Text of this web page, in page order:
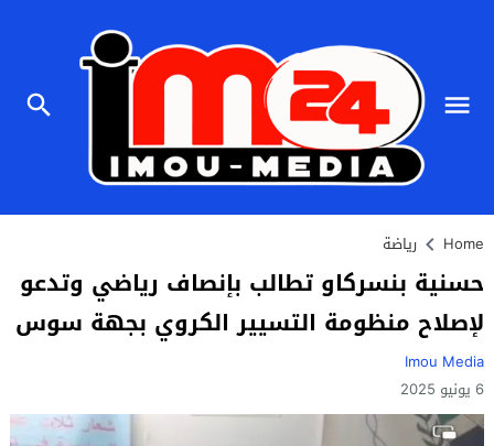
Home رياضة
حسنية بنسركاو تطالب بإنصاف رياضي وتدعو
لإصلاح منظومة التسيير الكروي بجهة سوس
Imou Media
6 يونيو 2025